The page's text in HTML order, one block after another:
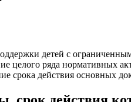
детей с
целого ряда нормативных
срока действия основных